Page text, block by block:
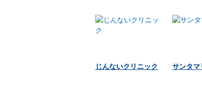
じんないクリニック サンタマ